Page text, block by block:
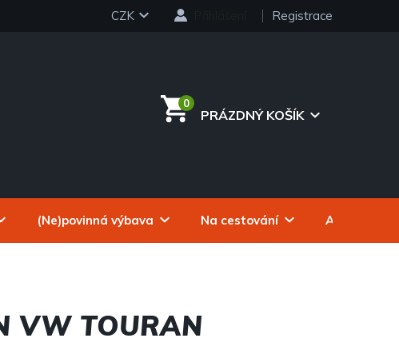
CZK Registrace
PRÁZDNÝ KOŠÍK
(Ne)povinná výbava Na cestování
VW TOURAN